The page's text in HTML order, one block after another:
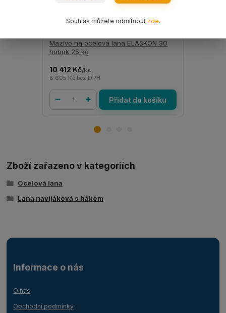
Mazivo na ocelová lana ELASKON 30
hobok 25 kg
10 412 Kč/ks
8 605 Kč bez DPH
Přidat do košíku
Zboží zařazeno v kategoriích
Ocelová lana
Lana navijáková s hákem
Informace o nás
O nás
Obchodní podmínky
Souhlas můžete odmítnout zde.